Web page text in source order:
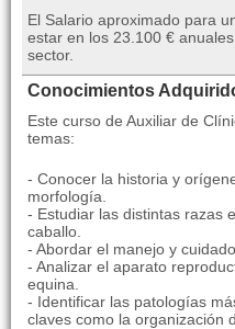
El Salario aproximado para
estar en los 23.100 €
sector.
Conocimientos
Este curso de Auxiliar de
temas:
- Conocer la historia y
morfología.
- Estudiar las distintas razas
caballo.
- Abordar el manejo y
- Analizar el aparato
equina.
- Identificar las patologías
claves como la organización